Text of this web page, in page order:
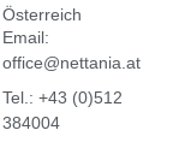
Österreich
Email:
office@nettania.at
Tel.: +43 (0)512
384004